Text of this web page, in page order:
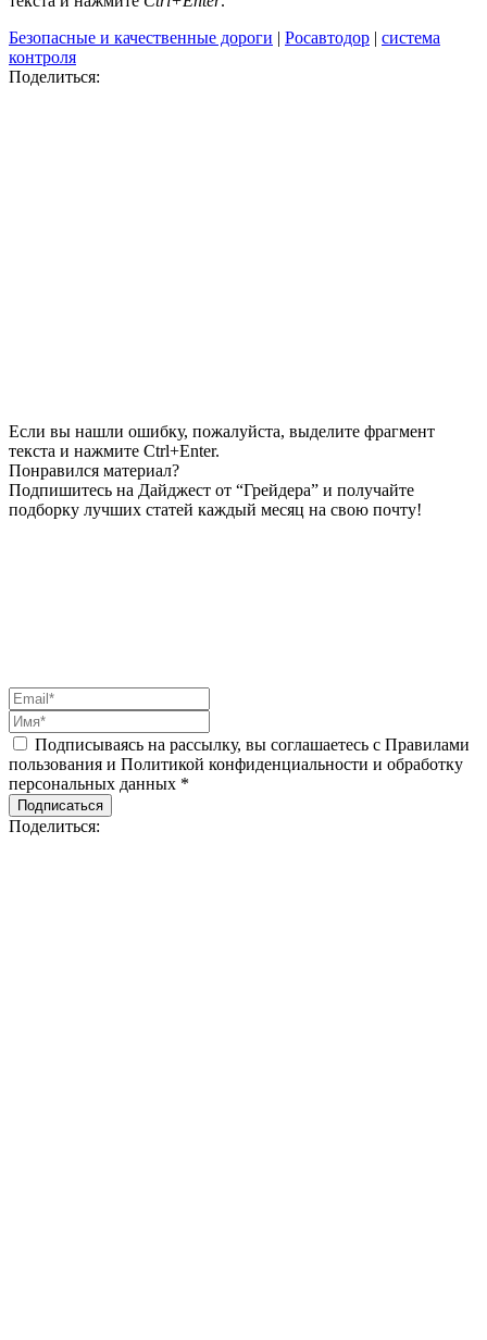
Безопасные и качественные дороги | Росавтодор | система
контроля
Поделиться:
Если вы нашли ошибку, пожалуйста, выделите фрагмент
текста и нажмите Ctrl+Enter.
Понравился материал?
Подпишитесь на Дайджест от “Грейдера” и получайте
подборку лучших статей каждый месяц на свою почту!
Подписываясь на рассылку, вы соглашаетесь с Правилами
пользования и Политикой конфиденциальности и обработку
персональных данных *
Подписаться
Поделиться: